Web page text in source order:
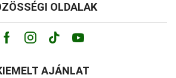
OLDALAK
Facebook
Instagram
Tik-
tok
Youtube
AJÁNLAT